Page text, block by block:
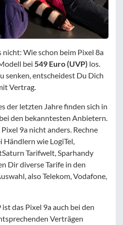
Wie schon beim Pixel 8a
bei 549 Euro (UVP) los.
senken, entscheidest Du Dich
Vertrag.
der letzten Jahre finden sich in
den bekanntesten Anbietern.
9a nicht anders. Rechne
wie LogiTel,
Tarifwelt, Sparhandy
Dir diverse Tarife in den
also Telekom, Vodafone,
das Pixel 9a auch bei den
Verträgen